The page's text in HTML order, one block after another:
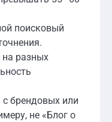
поисковый
на разных
с брендовых или
не «Блог о